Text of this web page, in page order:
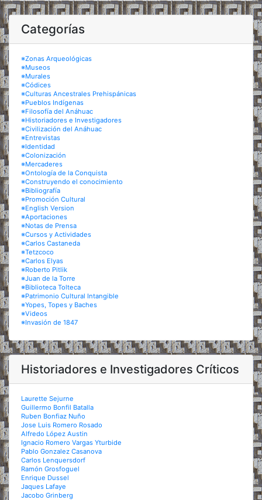
Categorías
※Zonas Arqueológicas
※Museos
※Murales
※Códices
※Culturas Ancestrales Prehispánicas
※Pueblos Indígenas
※Filosofía del Anáhuac
※Historiadores e Investigadores
※Civilización del Anáhuac
※Entrevistas
※Identidad
※Colonización
※Mercaderes
※Ontología de la Conquista
※Construyendo el conocimiento
※Bibliografía
※Promoción Cultural
※English Version
※Aportaciones
※Notas de Prensa
※Cursos y Actividades
※Carlos Castaneda
※Tetzcoco
※Carlos Elyas
※Roberto Pitlik
※Juan de la Torre
※Biblioteca Tolteca
※Patrimonio Cultural Intangible
※Yopes, Topes y Baches
※Videos
※Invasión de 1847
Historiadores e Investigadores Críticos
Laurette Sejurne
Guillermo Bonfil Batalla
Ruben Bonfiaz Nuño
Jose Luis Romero Rosado
Alfredo López Austin
Ignacio Romero Vargas Yturbide
Pablo Gonzalez Casanova
Carlos Lenquersdorf
Ramón Grosfoguel
Enrique Dussel
Jaques Lafaye
Jacobo Grinberg